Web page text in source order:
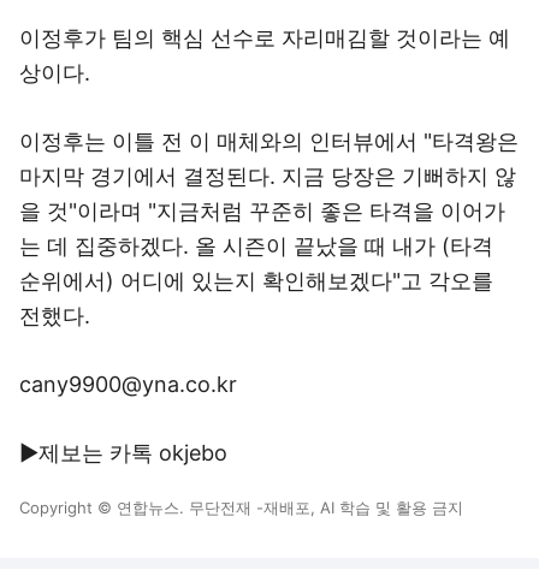
이정후가 팀의 핵심 선수로 자리매김할 것이라는 예
상이다.
이정후는 이틀 전 이 매체와의 인터뷰에서 "타격왕은
마지막 경기에서 결정된다. 지금 당장은 기뻐하지 않
을 것"이라며 "지금처럼 꾸준히 좋은 타격을 이어가
는 데 집중하겠다. 올 시즌이 끝났을 때 내가 (타격
순위에서) 어디에 있는지 확인해보겠다"고 각오를
전했다.
cany9900@yna.co.kr
▶제보는 카톡 okjebo
Copyright © 연합뉴스. 무단전재 -재배포, AI 학습 및 활용 금지